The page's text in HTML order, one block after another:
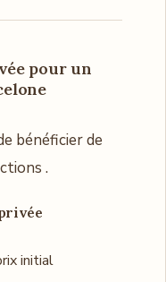
pour un
bénéficier de
.
initial